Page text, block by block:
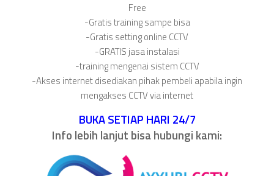
Free
-Gratis training sampe bisa
-Gratis setting online CCTV
-GRATIS jasa instalasi
-training mengenai sistem CCTV
-Akses internet disediakan pihak pembeli apabila ingin
mengakses CCTV via internet
BUKA SETIAP HARI 24/7
Info lebih lanjut bisa hubungi kami: